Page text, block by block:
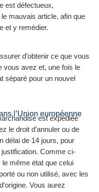
est défectueux,
mauvais article, afin que
et y remédier.
d’obtenir ce que vous
vous avez et, une fois le
séparé pour un nouvel
l’Union européenne
est expédiée
le droit d’annuler ou de
délai de 14 jours, pour
Comme ci-
même état que celui
ou non utilisé, avec les
Vous aurez